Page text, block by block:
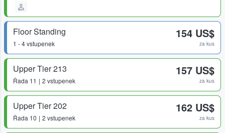
Floor Standing
1 - 4 vstupenek
154 US$
za kus
Upper Tier 213
Řada 11 2 vstupenek
157 US$
za kus
Upper Tier 202
Řada 10 2 vstupenek
162 US$
za kus